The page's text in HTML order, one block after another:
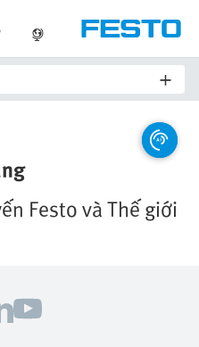
Festo và Thế giới